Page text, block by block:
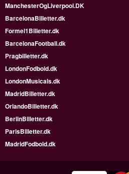
ManchesterOgLiverpool.DK
BarcelonaBilletter.dk
Formel1Billetter.dk
BarcelonaFootball.dk
Pragbilletter.dk
LondonFodbold.dk
LondonMusicals.dk
MadridBilletter.dk
OrlandoBilletter.dk
BerlinBilletter.dk
ParisBilletter.dk
MadridFodbold.dk